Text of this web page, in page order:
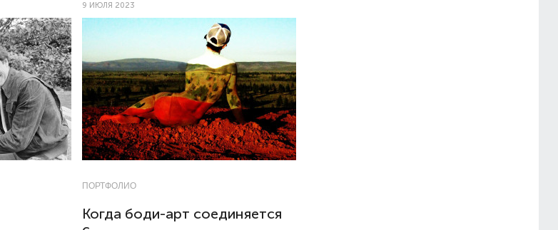
9 ИЮЛЯ 2023
ПОРТФОЛИО
Когда боди-арт соединяется